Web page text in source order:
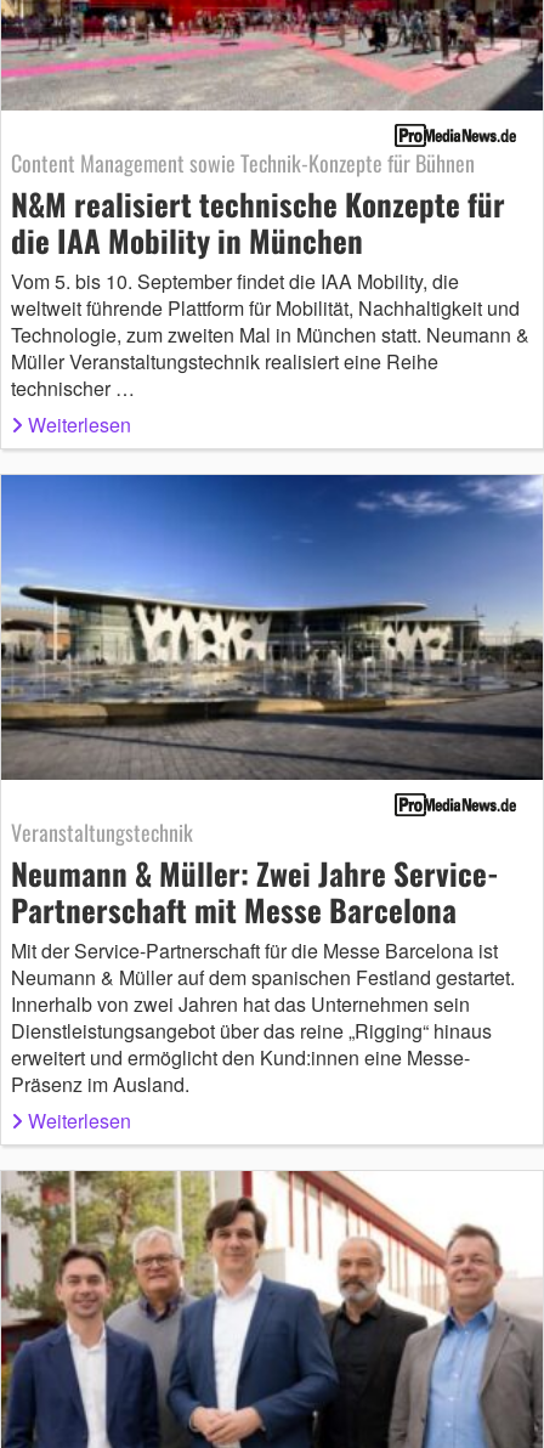
Content Management sowie Technik-Konzepte für Bühnen
N&M realisiert technische Konzepte für
die IAA Mobility in München
Vom 5. bis 10. September findet die IAA Mobility, die
weltweit führende Plattform für Mobilität, Nachhaltigkeit und
Technologie, zum zweiten Mal in München statt. Neumann &
Müller Veranstaltungstechnik realisiert eine Reihe
technischer …
Weiterlesen
Veranstaltungstechnik
Neumann & Müller: Zwei Jahre Service-
Partnerschaft mit Messe Barcelona
Mit der Service-Partnerschaft für die Messe Barcelona ist
Neumann & Müller auf dem spanischen Festland gestartet.
Innerhalb von zwei Jahren hat das Unternehmen sein
Dienstleistungsangebot über das reine „Rigging“ hinaus
erweitert und ermöglicht den Kund:innen eine Messe-
Präsenz im Ausland.
Weiterlesen